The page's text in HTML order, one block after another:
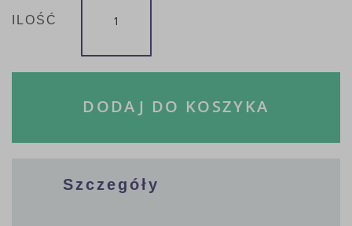
ILOŚĆ
DODAJ DO KOSZYKA
Szczegóły